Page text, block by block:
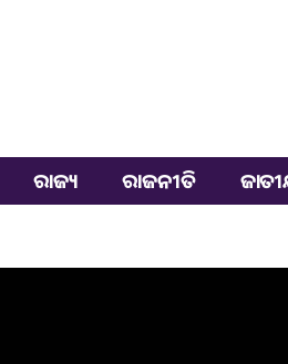
ରାଜ୍ୟ ରାଜନୀତି